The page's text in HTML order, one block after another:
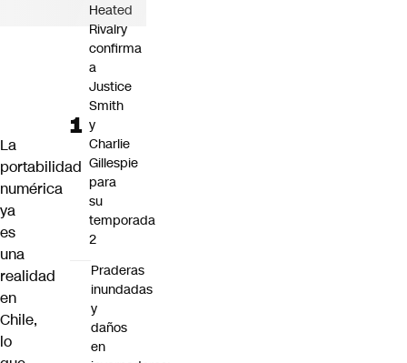
La
portabilidad
numérica
ya
es
una
realidad
en
Chile,
lo
Heated
Rivalry
confirma
a
Justice
Smith
y
Charlie
Gillespie
para
su
temporada
2
Praderas
inundadas
y
daños
en